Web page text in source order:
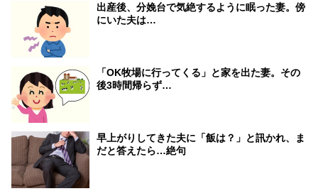
出産後、分娩台で気絶するように眠った妻。傍
にいた夫は…
「OK牧場に行ってくる」と家を出た妻。その
後3時間帰らず…
早上がりしてきた夫に「飯は？」と訊かれ、ま
だと答えたら…絶句